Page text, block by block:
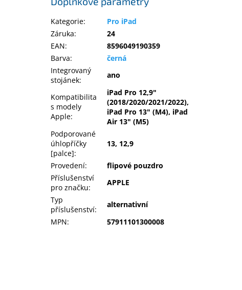
Kategorie:
Pro iPad
Záruka:
24
EAN:
8596049190359
Barva:
černá
Integrovaný
stojánek:
ano
Kompatibilita
s modely
Apple:
iPad Pro 12,9"
(2018/2020/2021/2022),
iPad Pro 13" (M4), iPad
Air 13" (M5)
Podporované
úhlopříčky
[palce]:
13, 12,9
Provedení:
flipové pouzdro
Příslušenství
pro značku:
APPLE
Typ
příslušenství:
alternativní
MPN: 57911101300008